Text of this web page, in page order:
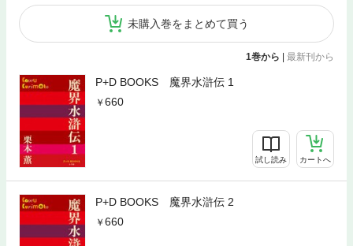
未購入巻をまとめて買う
1巻から | 最新刊から
P+D BOOKS 魔界水滸伝 1
660
試し読み カートへ
P+D BOOKS 魔界水滸伝 2
660